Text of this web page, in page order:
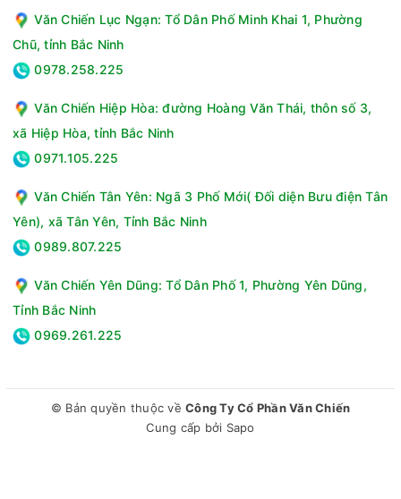
Văn Chiến Lục Ngạn: Tổ Dân Phố Minh Khai 1, Phường
Chũ, tỉnh Bắc Ninh
0978.258.225
Văn Chiến Hiệp Hòa: đường Hoàng Văn Thái, thôn số 3,
xã Hiệp Hòa, tỉnh Bắc Ninh
0971.105.225
Văn Chiến Tân Yên: Ngã 3 Phố Mới( Đối diện Bưu điện Tân
Yên), xã Tân Yên, Tỉnh Bắc Ninh
0989.807.225
Văn Chiến Yên Dũng: Tổ Dân Phố 1, Phường Yên Dũng,
Tỉnh Bắc Ninh
0969.261.225
© Bản quyền thuộc về Công Ty Cổ Phần Văn Chiến
Cung cấp bởi Sapo